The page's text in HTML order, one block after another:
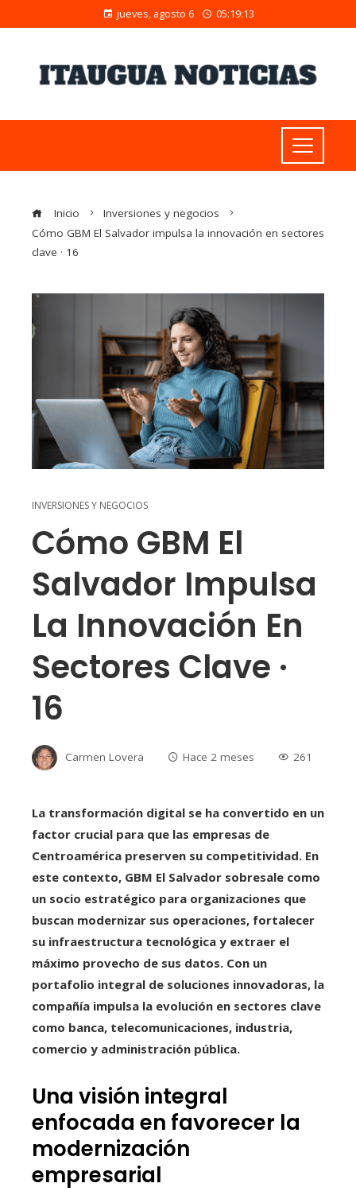
jueves, agosto 6 05:19:14
Inicio
Inversiones y negocios
Cómo GBM El Salvador impulsa la innovación en sectores
clave · 16
INVERSIONES Y NEGOCIOS
Cómo GBM El
Salvador Impulsa
La Innovación En
Sectores Clave ·
16
Carmen Lovera Hace 2 meses 261
La transformación digital se ha convertido en un
factor crucial para que las empresas de
Centroamérica preserven su competitividad. En
este contexto, GBM El Salvador sobresale como
un socio estratégico para organizaciones que
buscan modernizar sus operaciones, fortalecer
su infraestructura tecnológica y extraer el
máximo provecho de sus datos. Con un
portafolio integral de soluciones innovadoras, la
compañía impulsa la evolución en sectores clave
como banca, telecomunicaciones, industria,
comercio y administración pública.
Una visión integral
enfocada en favorecer la
modernización
empresarial